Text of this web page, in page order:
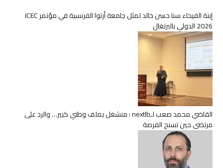
إبنة الفيحاء سنا حسن خالد تمثل جامعة أرتوا الفرنسية في مؤتمر ICEC
2026 الدولي بالبرتغال
القاضي محمد صعب لـnextlb : منشغل بملف وطني كبير… والرد على
مرتضى حين تسنح الفرصة